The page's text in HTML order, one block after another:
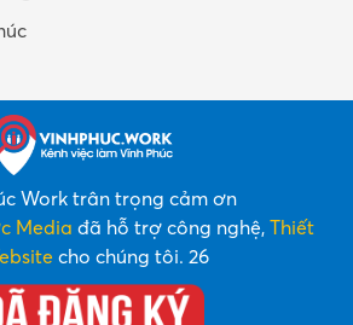
Work trân trọng cảm ơn
Media đã hỗ trợ công nghệ, Thiết
cho chúng tôi. 26